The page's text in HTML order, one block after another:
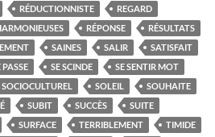
RÉDUCTIONNISTE
REGARD
RÉPONSE
RÉSULTATS
SAINES SALIR
SATISFAIT
PASSE SE SCINDE
SE SENTIR MOT
SOCIOCULTUREL SOLEIL
SOUHAITE
SUBIT SUCCÈS
SUITE
SURFACE TERRIBLEMENT
TIMIDE